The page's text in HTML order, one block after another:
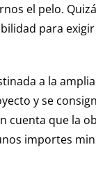
el pelo.
para
a la
y se
cuenta que la
importes